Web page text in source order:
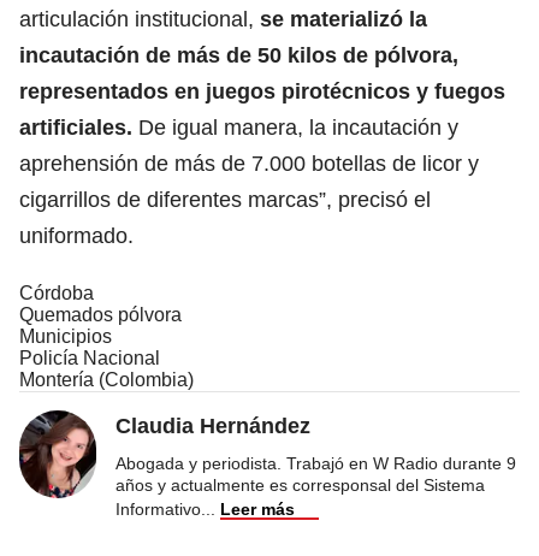
articulación institucional, se materializó la
incautación de más de 50 kilos de pólvora,
representados en juegos pirotécnicos y fuegos
artificiales. De igual manera, la incautación y
aprehensión de más de 7.000 botellas de licor y
cigarrillos de diferentes marcas”, precisó el
uniformado.
Córdoba
Quemados pólvora
Municipios
Policía Nacional
Montería (Colombia)
Claudia Hernández
Abogada y periodista. Trabajó en W Radio durante 9
años y actualmente es corresponsal del Sistema
Informativo
Leer más